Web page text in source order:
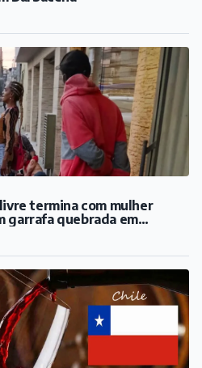
termina com mulher
garrafa quebrada em